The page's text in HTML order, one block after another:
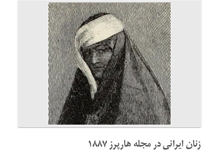
زنان ایرانی در مجله هارپرز ۱۸۸۷